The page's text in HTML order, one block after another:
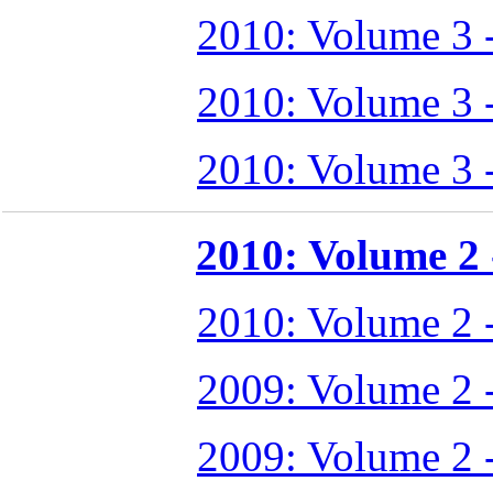
2010: Volume 3
2010: Volume 3
2010: Volume 3
2010: Volume 2
2010: Volume 2
2009: Volume 2
2009: Volume 2